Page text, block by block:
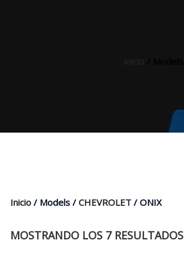
Inicio / Models / CHEVROLET / ONIX
MOSTRANDO LOS 7 RESULTADOS